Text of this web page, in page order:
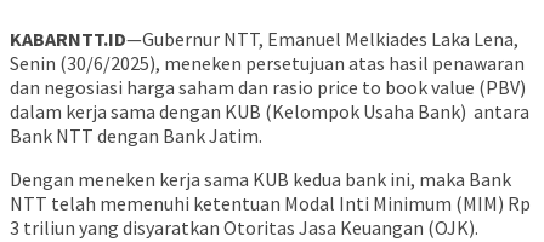
KABARNTT.ID—Gubernur NTT, Emanuel Melkiades Laka Lena,
Senin (30/6/2025), meneken persetujuan atas hasil penawaran
dan negosiasi harga saham dan rasio price to book value (PBV)
dalam kerja sama dengan KUB (Kelompok Usaha Bank) antara
Bank NTT dengan Bank Jatim.
Dengan meneken kerja sama KUB kedua bank ini, maka Bank
NTT telah memenuhi ketentuan Modal Inti Minimum (MIM) Rp
3 triliun yang disyaratkan Otoritas Jasa Keuangan (OJK).